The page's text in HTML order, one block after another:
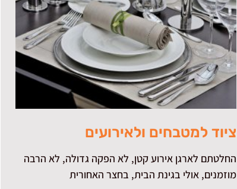
ציוד למטבחים ולאירועים
החלטתם לארגן אירוע קטן, לא הפקה גדולה, לא הרבה
מוזמנים, אולי בגינת הבית, בחצר האחורית